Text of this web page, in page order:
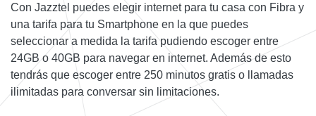
Con Jazztel puedes elegir internet para tu casa con Fibra y
una tarifa para tu Smartphone en la que puedes
seleccionar a medida la tarifa pudiendo escoger entre
24GB o 40GB para navegar en internet. Además de esto
tendrás que escoger entre 250 minutos gratis o llamadas
ilimitadas para conversar sin limitaciones.